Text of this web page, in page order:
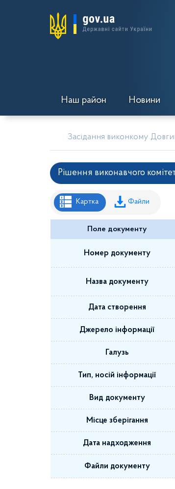
Наш район Новини
Засідання виконкому
Рішення виконавчого
Рішення районної ради
Проекти рішень районної
Картка Файли
Поле документу
Номер документу
Назва документу
Дата створення
Джерело інформації
Галузь
Тип, носій інформації
Вид документу
Місце зберігання
Дата надходження
Файли документу